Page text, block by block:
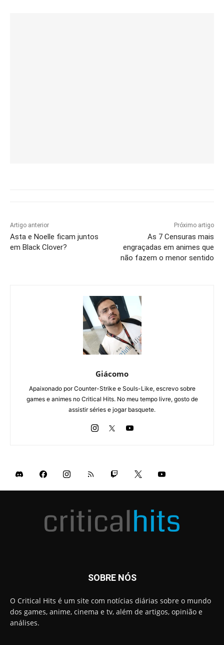
Artigo anterior
Asta e Noelle ficam juntos
em Black Clover?
Próximo artigo
As 7 Censuras mais
engraçadas em animes que
não fazem o menor sentido
Giácomo
Apaixonado por Counter-Strike e Souls-Like, escrevo sobre
games e animes no Critical Hits. No meu tempo livre, gosto de
assistir séries e jogar basquete.
SOBRE NÓS
O Critical Hits é um site com notícias diárias sobre o mundo
dos games, anime, cinema e tv, além de artigos, opinião e
análises.